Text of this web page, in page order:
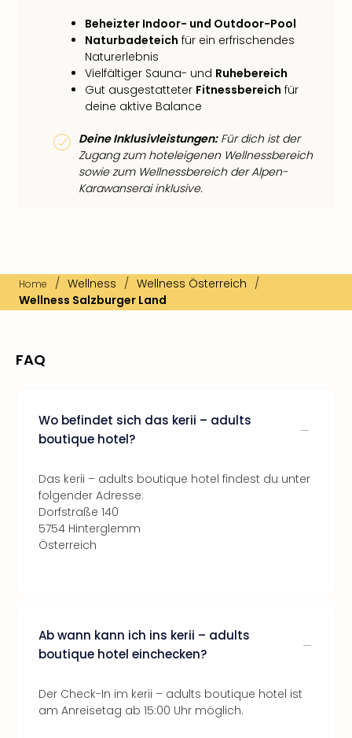
Beheizter Indoor- und Outdoor-Pool
Naturbadeteich für ein erfrischendes
Naturerlebnis
Vielfältiger Sauna- und Ruhebereich
Gut ausgestatteter Fitnessbereich für
deine aktive Balance
Deine Inklusivleistungen:Für dich ist der
Zugang zum hoteleigenen Wellnessbereich
sowie zum Wellnessbereich der Alpen-
Karawanserai inklusive.
Home / Wellness / Wellness Österreich /
Wellness Salzburger Land
FAQ
Wo befindet sich das kerii – adults
boutique hotel?
Das kerii – adults boutique hotel findest du unter
folgender Adresse:
Dorfstraße 140
5754 Hinterglemm
Österreich
Ab wann kann ich ins kerii – adults
boutique hotel einchecken?
Der Check-In im kerii – adults boutique hotel ist
am Anreisetag ab 15:00 Uhr möglich.